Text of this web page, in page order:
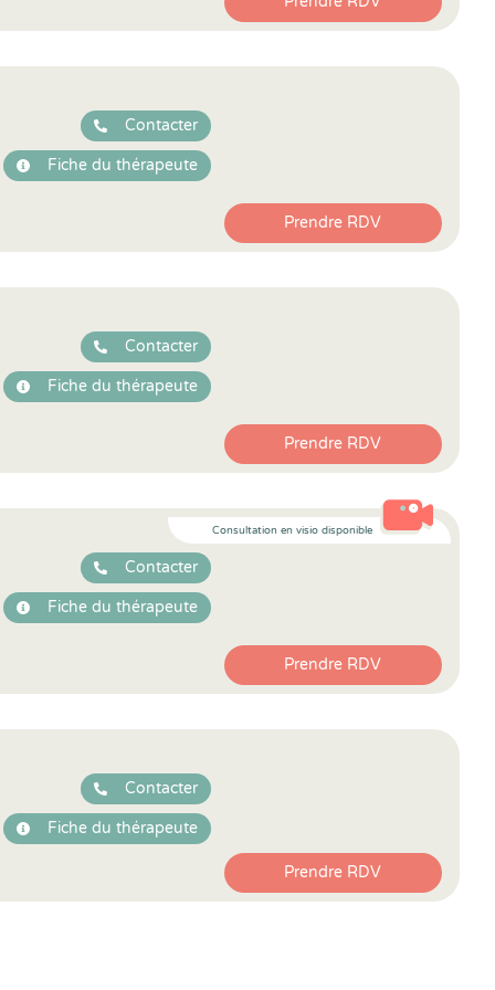
Contacter
Fiche du thérapeute
Prendre RDV
Contacter
Fiche du thérapeute
Prendre RDV
Consultation en visio disponible
Contacter
Fiche du thérapeute
Prendre RDV
Contacter
Fiche du thérapeute
Prendre RDV